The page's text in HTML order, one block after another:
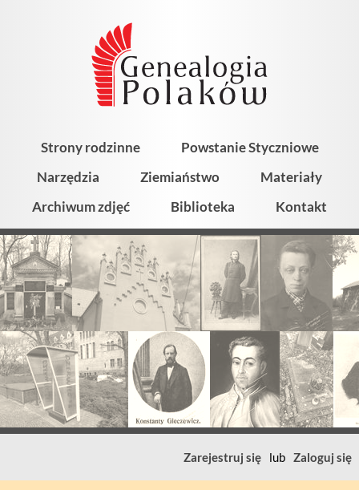
Strony rodzinne
Powstanie Styczniowe
Narzędzia
Ziemiaństwo
Materiały
Archiwum zdjęć
Biblioteka Kontakt
Zarejestruj się lub Zaloguj się